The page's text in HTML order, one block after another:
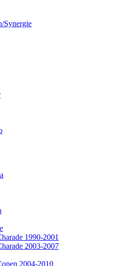
Synergie
1990-2001
2003-2007
2004-2010